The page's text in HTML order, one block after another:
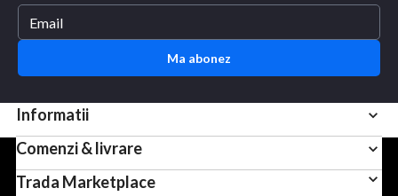
Ma abonez
Informatii
Comenzi & livrare
Trada Marketplace
Pentru scopuri precum afisarea de continut personalizat,